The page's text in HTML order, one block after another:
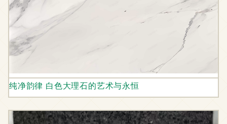
纯净韵律 白色大理石的艺术与永恒